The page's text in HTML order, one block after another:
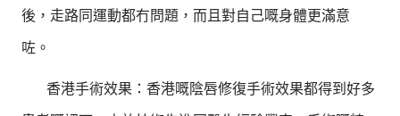
後，走路同運動都冇問題，而且對自己嘅身體更滿意
咗。
香港手術效果：香港嘅陰唇修復手術效果都得到好多